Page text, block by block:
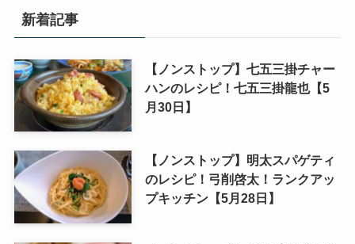
新着記事
【ノンストップ】七五三掛チャー
ハンのレシピ！七五三掛龍也【5
月30日】
【ノンストップ】明太スパゲティ
のレシピ！弓削啓太！ランクアッ
プキッチン【5月28日】